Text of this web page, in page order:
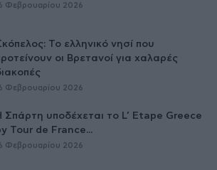
Φεβρουαρίου 2026
Το ελληνικό νησί που
οι Βρετανοί για χαλαρές
Φεβρουαρίου 2026
Σπάρτη υποδέχεται το L’ Etape Greece
Tour de France...
Φεβρουαρίου 2026